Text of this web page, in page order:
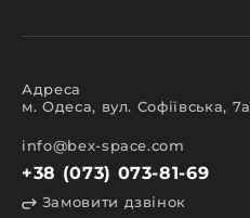
Адреса
м. Одеса, вул. Софіївська, 7а
info@bex-space.com
+38 (073) 073-81-69
Замовити дзвінок